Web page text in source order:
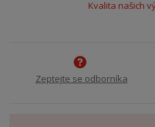
Kvalita našich
Zeptejte se odborníka